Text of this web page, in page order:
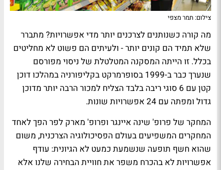
צילום: תמר מצפי
מה קורה כשנותנים לצרכנים יותר מדי אפשרויות? מתברר
שלא תמיד הם קונים יותר - ולעיתים הם פשוט לא מחליטים
בכלל. זו הייתה המסקנה המטלטלת של ניסוי מפורסם
שנערך כבר ב-1999 בסופרמרקט בקליפורניה במהלכו דוכן
קטן עם 6 סוגי ריבה בלבד הצליח למכור הרבה יותר מדוכן
גדול ומפתה עם 24 אפשרויות שונות.
המחקר של פרופ' שינה איינגר ופרופ' מארק לפר הפך לאחד
המחקרים המשפיעים בעולם הפסיכולוגיה הצרכנית, משום
שהוא חשף תופעה שנשמעת כמעט לא הגיונית: עודף
אפשרויות לא בהכרח משפר את חוויית הבחירה שלנו אלא